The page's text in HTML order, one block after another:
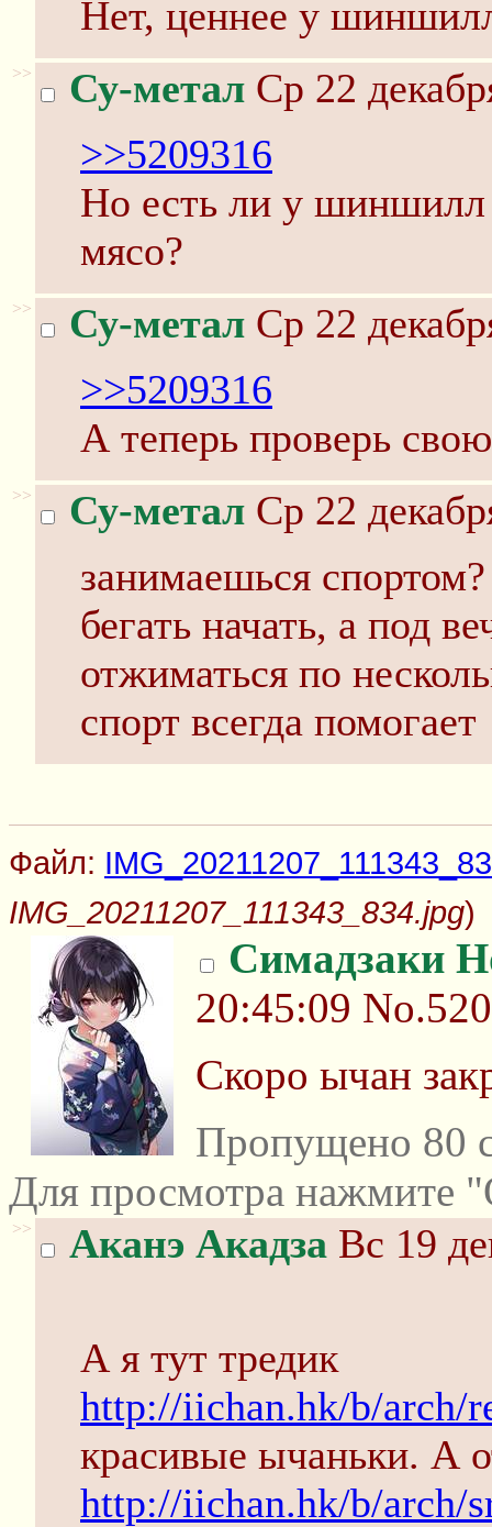
Нет, ценнее у
>> Су-метал Ср 22
>>5209316
Но есть ли у шиншилл
мясо?
>> Су-метал Ср 22
>>5209316
А теперь проверь
>> Су-метал Ср 22
занимаешься
бегать начать, а под
отжиматься по
спорт всегда помогает
Файл:
IMG_20211207_111343_834.jpg)
Симадзаки
20:45:09
Скоро ычан
Пропущено 80
Для просмотра нажмите
>> Аканэ Акадза Вс 19
А я тут тредик
http://iichan.hk/b/arch/
красивые ычаньки. А
http://iichan.hk/b/arch/